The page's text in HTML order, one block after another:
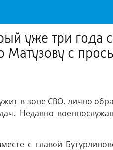
уже три
с
в зоне СВО, лично
Недавно
с главой